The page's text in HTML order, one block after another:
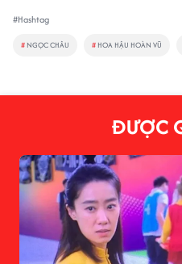
#Hashtag
# NGỌC CHÂU # HOA HẬU HOÀN VŨ
ĐƯỢC